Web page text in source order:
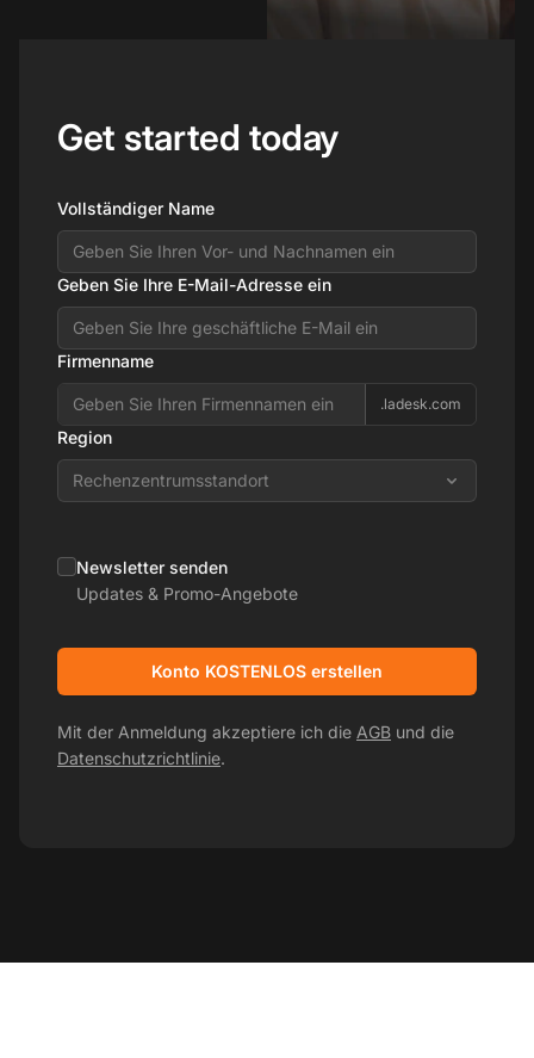
Get started today
Vollständiger Name
Geben Sie Ihre E-Mail-Adresse ein
Firmenname
.ladesk.com
Region
Rechenzentrumsstandort
Newsletter senden
Updates & Promo-Angebote
Konto KOSTENLOS erstellen
Mit der Anmeldung akzeptiere ich die AGB und die
Datenschutzrichtlinie.